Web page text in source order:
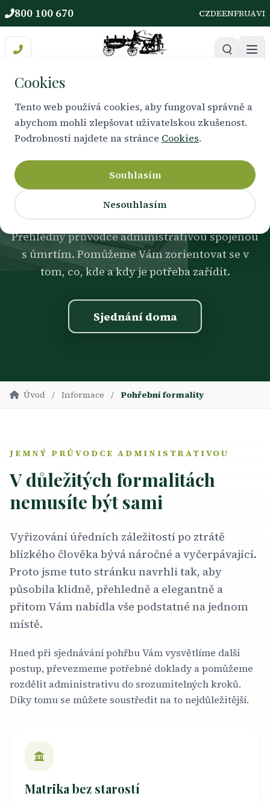
800 100 670 CZDEENFRUAVI
CO JE POTŘEBA VYŘÍDIT
Pohřební formality a
úřady
Přehledný průvodce administrativou spojenou
s úmrtím. Pomůžeme Vám zorientovat se v
tom, co, kde a kdy je potřeba zařídit.
Sjednání doma
Úvod / Informace / Pohřební formality
JEMNÝ PRŮVODCE ADMINISTRATIVOU
V důležitých formalitách
nemusíte být sami
Vyřizování úředních záležitostí po ztrátě
blízkého člověka bývá náročné a vyčerpávající.
Proto jsme tuto stránku navrhli tak, aby
působila klidně, přehledně a elegantně a
přitom Vám nabídla vše podstatné na jednom
místě.
Hned při sjednávání pohřbu Vám vysvětlíme další
postup, převezmeme potřebné doklady a pomůžeme
rozdělit administrativu do srozumitelných kroků.
Díky tomu se můžete soustředit na to nejdůležitější.
Matrika bez starostí
Cookies
Tento web používá cookies, aby fungoval správně a
abychom mohli zlepšovat uživatelskou zkušenost.
Podrobnosti najdete na stránce Cookies.
Souhlasím
Nesouhlasím